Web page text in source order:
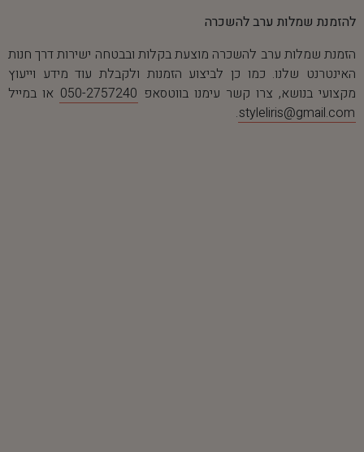
להזמנת שמלות ערב להשכרה
הזמנת שמלות ערב להשכרה מוצעת בקלות ובבטחה ישירות דרך חנות
האינטרנט שלנו. כמו כן לביצוע הזמנות ולקבלת עוד מידע וייעוץ
מקצועי בנושא, צרו קשר עימנו בווטסאפ 050-2757240 או במייל
styleliris@gmail.com
.